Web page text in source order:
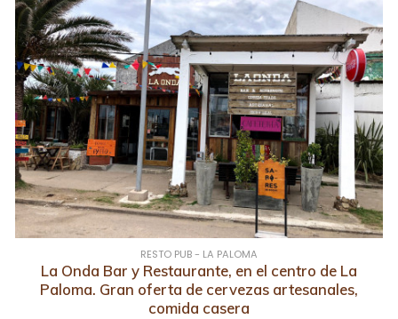
RESTO PUB - LA PALOMA
La Onda Bar y Restaurante, en el centro de La
Paloma. Gran oferta de cervezas artesanales,
comida casera